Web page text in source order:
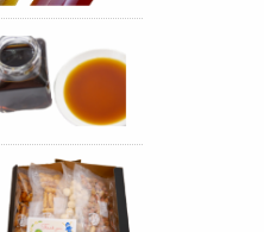
ました
）